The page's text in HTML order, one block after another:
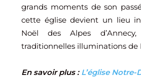
grands moments de son
cette église devient un lieu
Noël des Alpes
traditionnelles illuminations de
En savoir plus :L’église Notre-